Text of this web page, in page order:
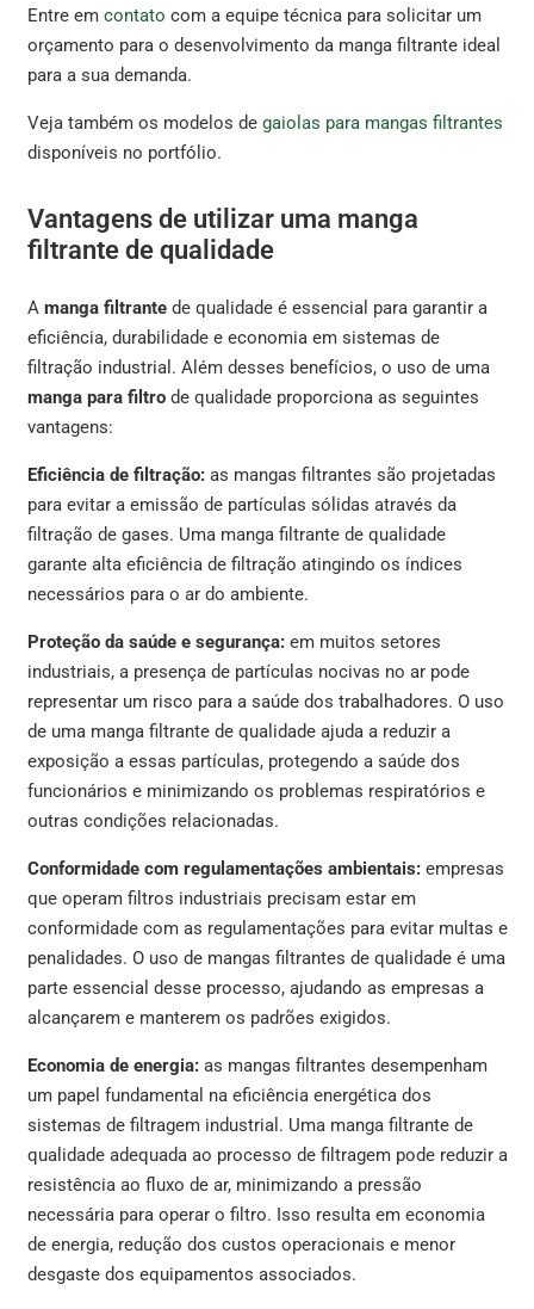
Entre em contato com a equipe técnica para solicitar um
orçamento para o desenvolvimento da manga filtrante ideal
para a sua demanda.
Veja também os modelos de gaiolas para mangas filtrantes
disponíveis no portfólio.
Vantagens de utilizar uma manga
filtrante de qualidade
A manga filtrantede qualidade é essencial para garantir a
eficiência, durabilidade e economia em sistemas de
filtração industrial. Além desses benefícios, o uso de uma
manga para filtro de qualidade proporciona as seguintes
vantagens:
Eficiência de filtração:as mangas filtrantes são projetadas
para evitar a emissão de partículas sólidas através da
filtração de gases. Uma manga filtrante de qualidade
garante alta eficiência de filtração atingindo os índices
necessários para o ar do ambiente.
Proteção da saúde e segurança:em muitos setores
industriais, a presença de partículas nocivas no ar pode
representar um risco para a saúde dos trabalhadores. O uso
de uma manga filtrante de qualidade ajuda a reduzir a
exposição a essas partículas, protegendo a saúde dos
funcionários e minimizando os problemas respiratórios e
outras condições relacionadas.
Conformidade com regulamentações ambientais:empresas
que operam filtros industriais precisam estar em
conformidade com as regulamentações para evitar multas e
penalidades. O uso de mangas filtrantes de qualidade é uma
parte essencial desse processo, ajudando as empresas a
alcançarem e manterem os padrões exigidos.
Economia de energia:as mangas filtrantes desempenham
um papel fundamental na eficiência energética dos
sistemas de filtragem industrial. Uma manga filtrante de
qualidade adequada ao processo de filtragem pode reduzir a
resistência ao fluxo de ar, minimizando a pressão
necessária para operar o filtro. Isso resulta em economia
de energia, redução dos custos operacionais e menor
desgaste dos equipamentos associados.